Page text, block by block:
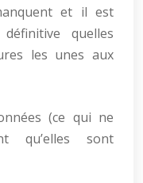
et il est
quelles
les unes aux
(ce qui ne
qu’elles sont